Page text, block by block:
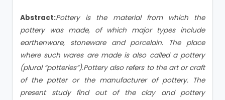
Abstract:Pottery is the material from which the
pottery was made, of which major types include
earthenware, stoneware and porcelain. The place
where such wares are made is also called a pottery
(plural “potteries”).Pottery also refers to the art or craft
of the potter or the manufacturer of pottery. The
present study find out of the clay and pottery